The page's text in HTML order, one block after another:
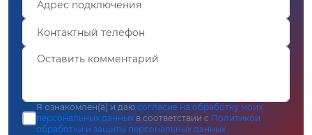
Я ознакомлен(а) и даю согласие на обработку моих
персональных данных в соответствии с Политикой
обработки и защиты персональных данных